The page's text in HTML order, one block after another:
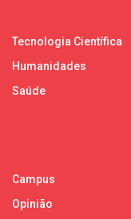
Tecnologia Científica
Humanidades
Saúde
Campus
Opinião